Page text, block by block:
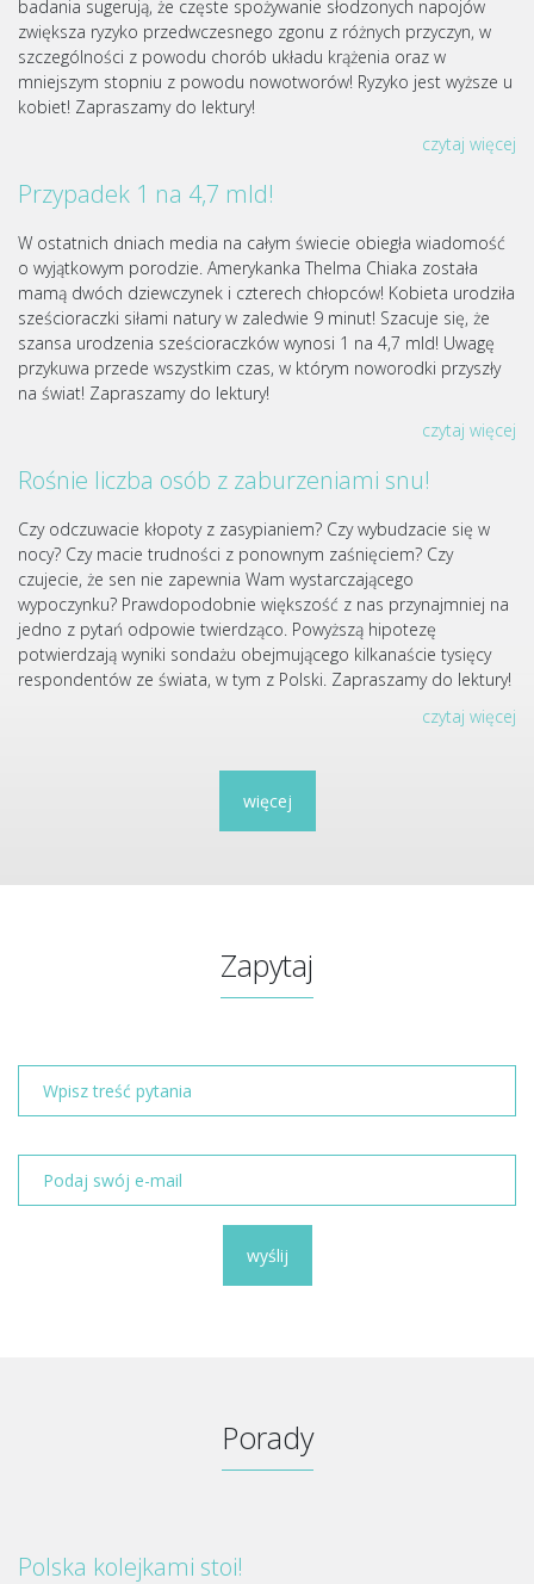
badania sugerują, że częste spożywanie słodzonych napojów
zwiększa ryzyko przedwczesnego zgonu z różnych przyczyn, w
szczególności z powodu chorób układu krążenia oraz w
mniejszym stopniu z powodu nowotworów! Ryzyko jest wyższe u
kobiet! Zapraszamy do lektury!
czytaj więcej
Przypadek 1 na 4,7 mld!
W ostatnich dniach media na całym świecie obiegła wiadomość
o wyjątkowym porodzie. Amerykanka Thelma Chiaka została
mamą dwóch dziewczynek i czterech chłopców! Kobieta urodziła
sześcioraczki siłami natury w zaledwie 9 minut! Szacuje się, że
szansa urodzenia sześcioraczków wynosi 1 na 4,7 mld! Uwagę
przykuwa przede wszystkim czas, w którym noworodki przyszły
na świat! Zapraszamy do lektury!
czytaj więcej
Rośnie liczba osób z zaburzeniami snu!
Czy odczuwacie kłopoty z zasypianiem? Czy wybudzacie się w
nocy? Czy macie trudności z ponownym zaśnięciem? Czy
czujecie, że sen nie zapewnia Wam wystarczającego
wypoczynku? Prawdopodobnie większość z nas przynajmniej na
jedno z pytań odpowie twierdząco. Powyższą hipotezę
potwierdzają wyniki sondażu obejmującego kilkanaście tysięcy
respondentów ze świata, w tym z Polski. Zapraszamy do lektury!
czytaj więcej
więcej
Zapytaj
wyślij
Porady
Polska kolejkami stoi!